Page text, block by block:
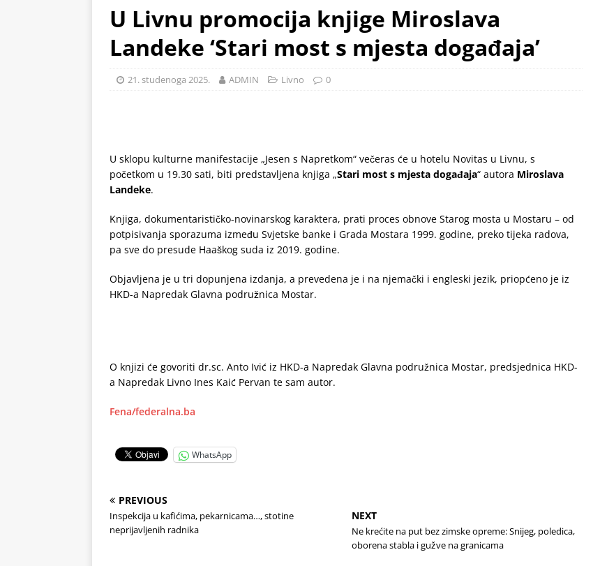
U Livnu promocija knjige Miroslava
Landeke ‘Stari most s mjesta događaja’
21. studenoga 2025. ADMIN Livno 0
U sklopu kulturne manifestacije „Jesen s Napretkom“ večeras će u hotelu Novitas u Livnu, s
početkom u 19.30 sati, biti predstavljena knjiga „Stari most s mjesta događaja“ autora Miroslava
Landeke.
Knjiga, dokumentarističko-novinarskog karaktera, prati proces obnove Starog mosta u Mostaru – od
potpisivanja sporazuma između Svjetske banke i Grada Mostara 1999. godine, preko tijeka radova,
pa sve do presude Haaškog suda iz 2019. godine.
Objavljena je u tri dopunjena izdanja, a prevedena je i na njemački i engleski jezik, priopćeno je iz
HKD-a Napredak Glavna podružnica Mostar.
O knjizi će govoriti dr.sc. Anto Ivić iz HKD-a Napredak Glavna podružnica Mostar, predsjednica HKD-
a Napredak Livno Ines Kaić Pervan te sam autor.
Fena/federalna.ba
WhatsApp
PREVIOUS
Inspekcija u kafićima, pekarnicama…, stotine
neprijavljenih radnika
NEXT
Ne krećite na put bez zimske opreme: Snijeg, poledica,
oborena stabla i gužve na granicama